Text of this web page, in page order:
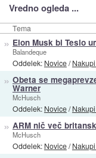
Vredno ogleda ...
Tema
» Elon Musk bi Teslo
Balandeque
Oddelek: Novice/
» Obeta se
Warner
McHusch
Oddelek: Novice/
» ARM nič več
McHusch
Oddelek: Novice/